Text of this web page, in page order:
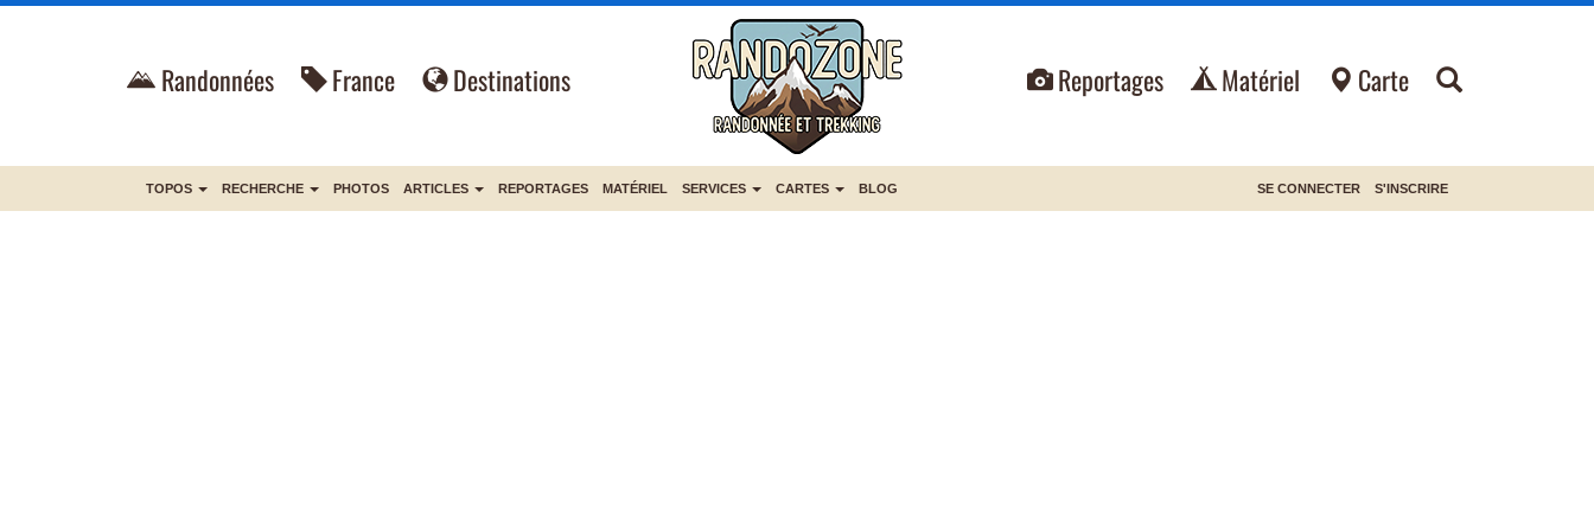
Randonnées France Destinations Reportages Matériel Carte
TOPOS RECHERCHE PHOTOS ARTICLES REPORTAGES MATÉRIEL SERVICES CARTES BLOG SE CONNECTER S'INSCRIRE